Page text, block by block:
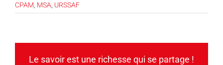
CPAM MSA URSSAF
Le savoir est une richesse qui se partage !